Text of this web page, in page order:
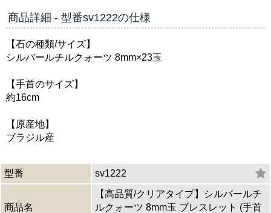
【高品質/クリアタイプ】シルバールチルクォーツ
商品詳細 - 型番sv1222の仕様
【石の種類/サイズ】
シルバールチルクォーツ 8mm×23玉
【手首のサイズ】
約16cm
【原産地】
ブラジル産
型番 sv1222
商品名
【高品質/クリアタイプ】シルバールチ
ルクォーツ 8mm玉 ブレスレット (手首